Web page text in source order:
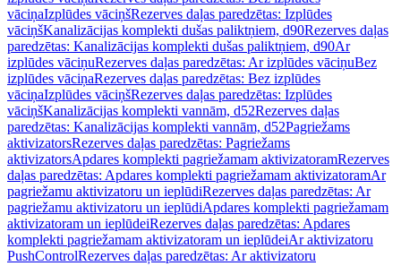
vāciņaIzplūdes vāciņšRezerves daļas paredzētas: Izplūdes
vāciņšKanalizācijas komplekti dušas paliktņiem, d90Rezerves daļas
paredzētas: Kanalizācijas komplekti dušas paliktņiem, d90Ar
izplūdes vāciņuRezerves daļas paredzētas: Ar izplūdes vāciņuBez
izplūdes vāciņaRezerves daļas paredzētas: Bez izplūdes
vāciņaIzplūdes vāciņšRezerves daļas paredzētas: Izplūdes
vāciņšKanalizācijas komplekti vannām, d52Rezerves daļas
paredzētas: Kanalizācijas komplekti vannām, d52Pagriežams
aktivizatorsRezerves daļas paredzētas: Pagriežams
aktivizatorsApdares komplekti pagriežamam aktivizatoramRezerves
daļas paredzētas: Apdares komplekti pagriežamam aktivizatoramAr
pagriežamu aktivizatoru un ieplūdiRezerves daļas paredzētas: Ar
pagriežamu aktivizatoru un ieplūdiApdares komplekti pagriežamam
aktivizatoram un ieplūdeiRezerves daļas paredzētas: Apdares
komplekti pagriežamam aktivizatoram un ieplūdeiAr aktivizatoru
PushControlRezerves daļas paredzētas: Ar aktivizatoru